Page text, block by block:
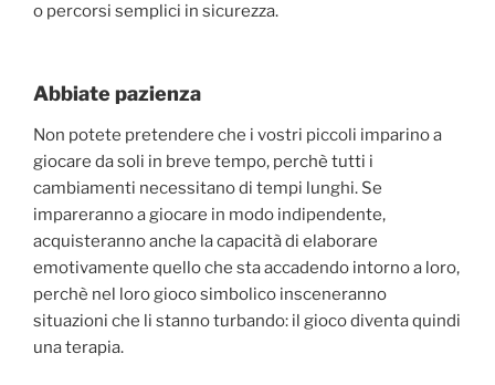
o percorsi semplici in sicurezza.
Abbiate pazienza
Non potete pretendere che i vostri piccoli imparino a
giocare da soli in breve tempo, perchè tutti i
cambiamenti necessitano di tempi lunghi. Se
impareranno a giocare in modo indipendente,
acquisteranno anche la capacità di elaborare
emotivamente quello che sta accadendo intorno a loro,
perchè nel loro gioco simbolico insceneranno
situazioni che li stanno turbando: il gioco diventa quindi
una terapia.